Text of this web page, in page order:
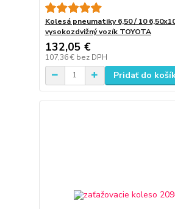
Kolesá pneumatiky 6,50 / 10
vysokozdvižný vozík TOYOTA
132,05 €
107,36 € bez DPH
Pridať do